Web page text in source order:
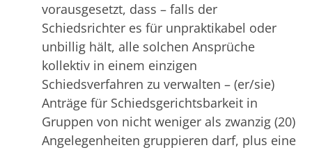
vorausgesetzt, dass – falls der
Schiedsrichter es für unpraktikabel oder
unbillig hält, alle solchen Ansprüche
kollektiv in einem einzigen
Schiedsverfahren zu verwalten – (er/sie)
Anträge für Schiedsgerichtsbarkeit in
Gruppen von nicht weniger als zwanzig (20)
Angelegenheiten gruppieren darf, plus eine